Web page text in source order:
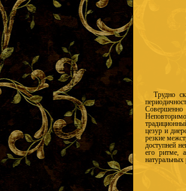
Трудно
цезур и
резкие
доступней
его ритме,